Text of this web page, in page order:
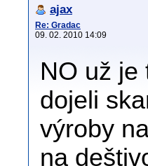
ajax
Re: Gradac
09. 02. 2010 14:09
NO už je
dojeli
výroby
na